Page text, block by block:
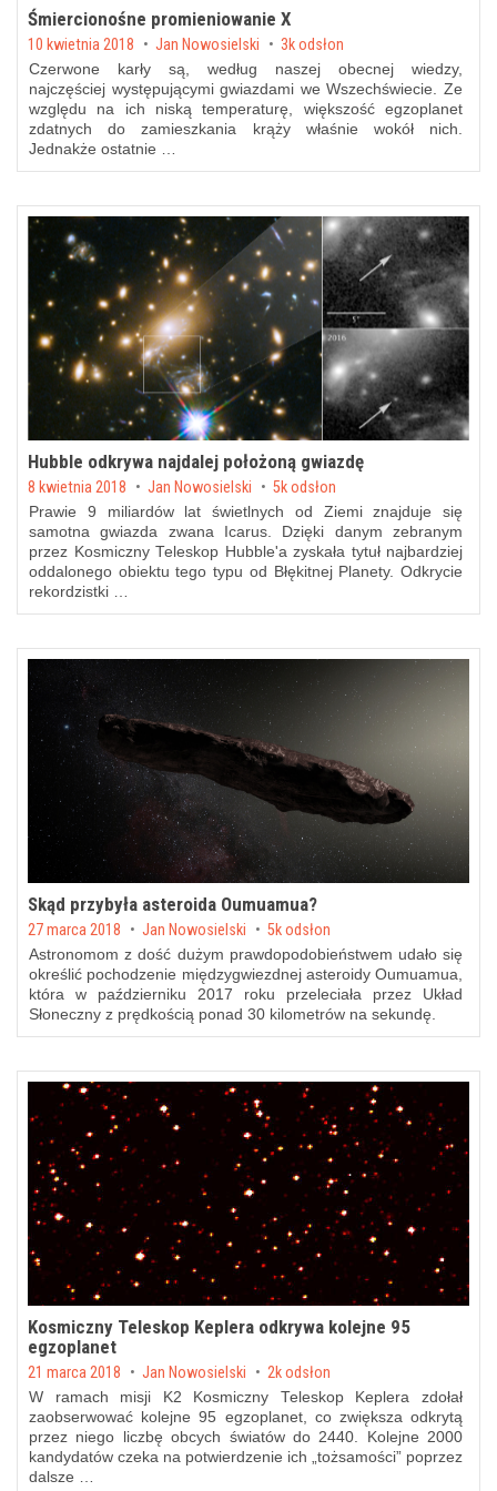
Śmiercionośne promieniowanie X
Posted on
10 kwietnia 2018 byJan Nowosielski 3k odsłon
Czerwone karły są, według naszej obecnej wiedzy,
najczęściej występującymi gwiazdami we Wszechświecie. Ze
względu na ich niską temperaturę, większość egzoplanet
zdatnych do zamieszkania krąży właśnie wokół nich.
Jednakże ostatnie …
Hubble odkrywa najdalej położoną gwiazdę
Posted on
8 kwietnia 2018 byJan Nowosielski 5k odsłon
Prawie 9 miliardów lat świetlnych od Ziemi znajduje się
samotna gwiazda zwana Icarus. Dzięki danym zebranym
przez Kosmiczny Teleskop Hubble'a zyskała tytuł najbardziej
oddalonego obiektu tego typu od Błękitnej Planety. Odkrycie
rekordzistki …
Skąd przybyła asteroida Oumuamua?
Posted on
27 marca 2018 byJan Nowosielski 5k odsłon
Astronomom z dość dużym prawdopodobieństwem udało się
określić pochodzenie międzygwiezdnej asteroidy Oumuamua,
która w październiku 2017 roku przeleciała przez Układ
Słoneczny z prędkością ponad 30 kilometrów na sekundę.
Kosmiczny Teleskop Keplera odkrywa kolejne 95
egzoplanet
Posted on
21 marca 2018 byJan Nowosielski 2k odsłon
W ramach misji K2 Kosmiczny Teleskop Keplera zdołał
zaobserwować kolejne 95 egzoplanet, co zwiększa odkrytą
przez niego liczbę obcych światów do 2440. Kolejne 2000
kandydatów czeka na potwierdzenie ich „tożsamości” poprzez
dalsze …